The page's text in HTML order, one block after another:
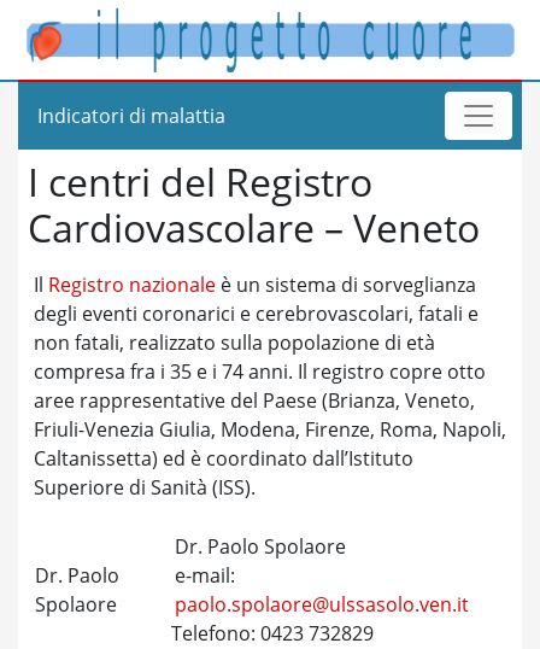
Indicatori di malattia
I centri del Registro
Cardiovascolare – Veneto
Il Registro nazionale è un sistema di sorveglianza
degli eventi coronarici e cerebrovascolari, fatali e
non fatali, realizzato sulla popolazione di età
compresa fra i 35 e i 74 anni. Il registro copre otto
aree rappresentative del Paese (Brianza, Veneto,
Friuli-Venezia Giulia, Modena, Firenze, Roma, Napoli,
Caltanissetta) ed è coordinato dall’Istituto
Superiore di Sanità (ISS).
Dr. Paolo
Spolaore
Dr. Paolo Spolaore
e-mail:
paolo.spolaore@ulssasolo.ven.it
Telefono: 0423 732829